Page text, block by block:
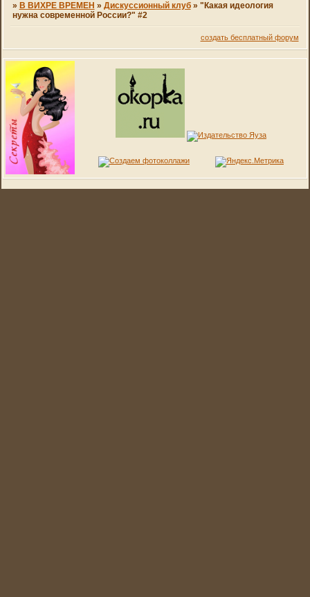
» В ВИХРЕ ВРЕМЕН » Дискуссионный клуб » "Какая идеология
нужна современной России?" #2
создать бесплатный форум